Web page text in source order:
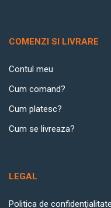
COMENZI SI LIVRARE
Contul meu
Cum comand?
Cum platesc?
Cum se livreaza?
LEGAL
Politica de confidenţialitate